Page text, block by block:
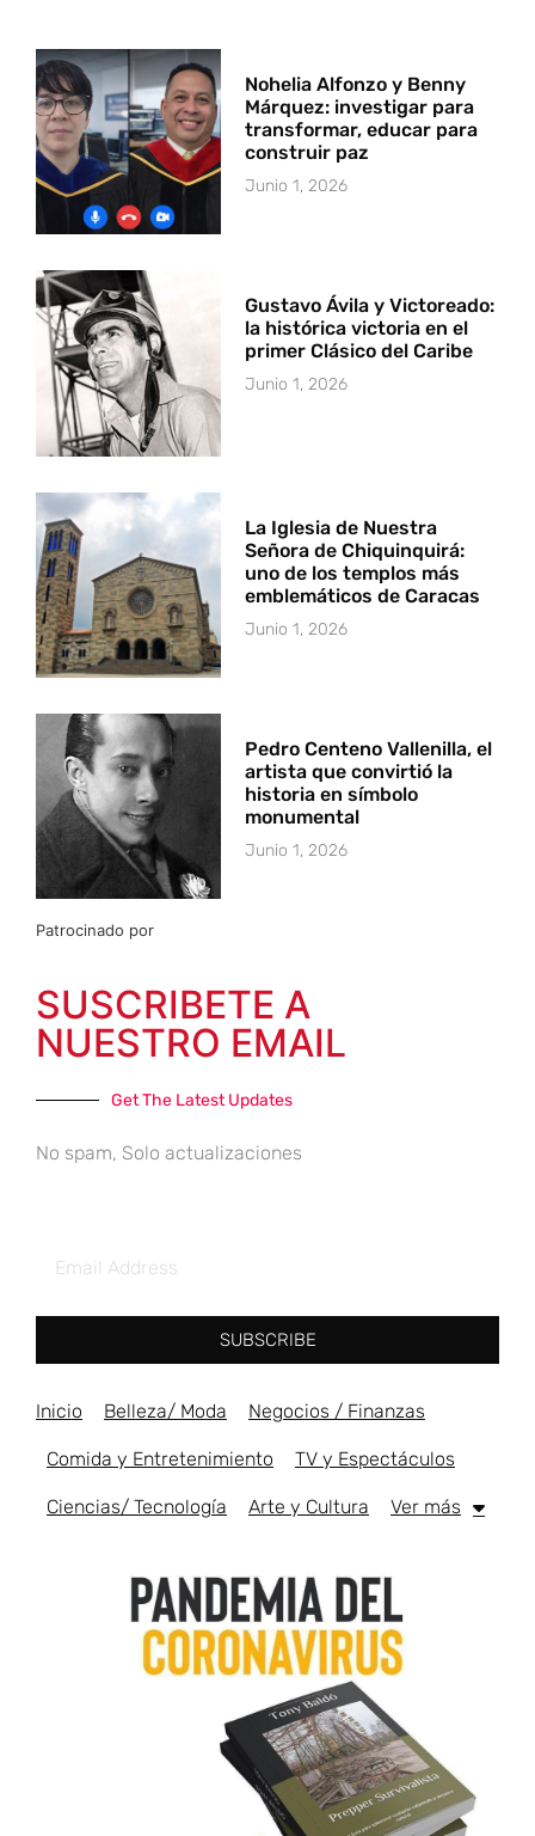
Nohelia Alfonzo y Benny
Márquez: investigar para
transformar, educar para
construir paz
Junio 1, 2026
Gustavo Ávila y Victoreado:
la histórica victoria en el
primer Clásico del Caribe
Junio 1, 2026
La Iglesia de Nuestra
Señora de Chiquinquirá:
uno de los templos más
emblemáticos de Caracas
Junio 1, 2026
Pedro Centeno Vallenilla, el
artista que convirtió la
historia en símbolo
monumental
Junio 1, 2026
Patrocinado por
SUSCRIBETE A
NUESTRO EMAIL
Get The Latest Updates
No spam, Solo actualizaciones
SUBSCRIBE
Inicio Belleza/ Moda Negocios / Finanzas
Comida y Entretenimiento TV y Espectáculos
Ciencias/ Tecnología Arte y Cultura Ver más